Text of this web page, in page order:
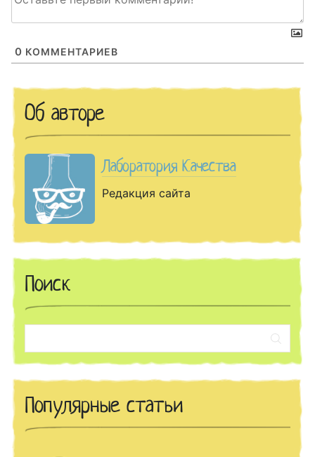
0 КОММЕНТАРИЕВ
Об авторе
Лаборатория Качества
Редакция сайта
Поиск
Популярные статьи